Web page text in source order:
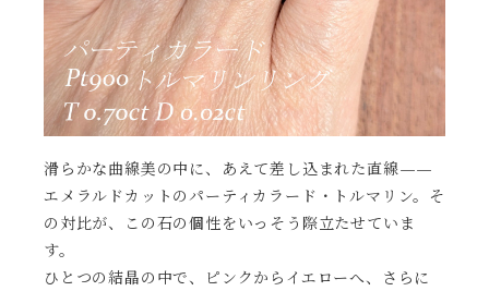
滑らかな曲線美の中に、あえて差し込まれた直線——
エメラルドカットのパーティカラード・トルマリン。そ
の対比が、この石の個性をいっそう際立たせていま
す。
ひとつの結晶の中で、ピンクからイエローへ、さらに